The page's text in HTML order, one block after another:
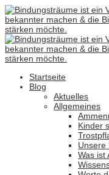
Startseite
Blog
Aktuelles
Allgemeines
Kinder
Unsere
Was ist